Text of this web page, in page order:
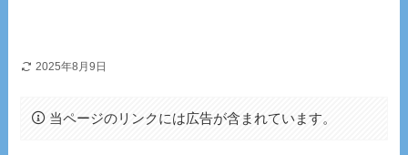
2025年8月9日
当ページのリンクには広告が含まれています。